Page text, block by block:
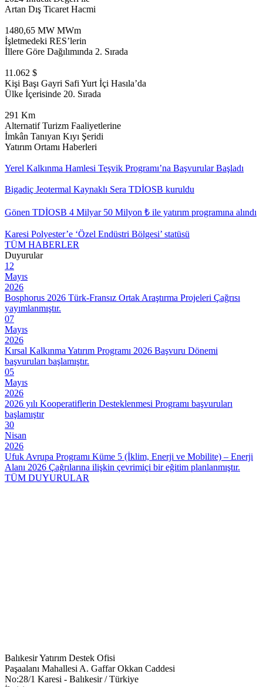
Artan Dış Ticaret Hacmi
1480,65 MW MWm
İşletmedeki RES’lerin
İllere Göre Dağılımında 2. Sırada
11.062 $
Kişi Başı Gayri Safi Yurt İçi Hasıla’da
Ülke İçerisinde 20. Sırada
291 Km
Alternatif Turizm Faaliyetlerine
İmkân Tanıyan Kıyı Şeridi
Yatırım Ortamı Haberleri
Yerel Kalkınma Hamlesi Teşvik Programı’na Başvurular Başladı
Bigadiç Jeotermal Kaynaklı Sera TDİOSB kuruldu
Gönen TDİOSB 4 Milyar 50 Milyon ₺ ile yatırım programına alındı
Karesi Polyester’e ‘Özel Endüstri Bölgesi’ statüsü
TÜM HABERLER
Duyurular
12
Mayıs
2026
Bosphorus 2026 Türk-Fransız Ortak Araştırma Projeleri Çağrısı
yayımlanmıştır.
07
Mayıs
2026
Kırsal Kalkınma Yatırım Programı 2026 Başvuru Dönemi
başvuruları başlamıştır.
05
Mayıs
2026
2026 yılı Kooperatiflerin Desteklenmesi Programı başvuruları
başlamıştır
30
Nisan
2026
Ufuk Avrupa Programı Küme 5 (İklim, Enerji ve Mobilite) – Enerji
Alanı 2026 Çağrılarına ilişkin çevrimiçi bir eğitim planlanmıştır.
TÜM DUYURULAR
Balıkesir Yatırım Destek Ofisi
Paşaalanı Mahallesi A. Gaffar Okkan Caddesi
No:28/1 Karesi - Balıkesir / Türkiye